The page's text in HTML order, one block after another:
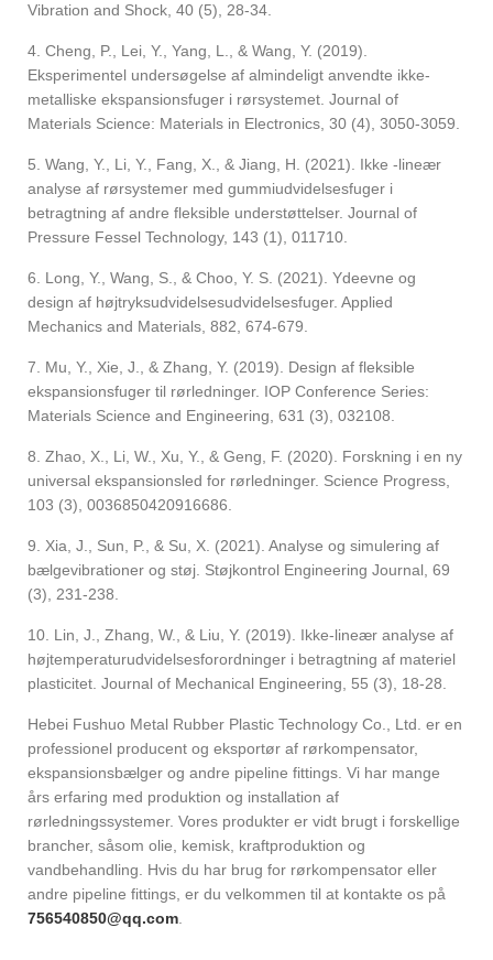
Vibration and Shock, 40 (5), 28-34.
4. Cheng, P., Lei, Y., Yang, L., & Wang, Y. (2019).
Eksperimentel undersøgelse af almindeligt anvendte ikke-
metalliske ekspansionsfuger i rørsystemet. Journal of
Materials Science: Materials in Electronics, 30 (4), 3050-3059.
5. Wang, Y., Li, Y., Fang, X., & Jiang, H. (2021). Ikke -lineær
analyse af rørsystemer med gummiudvidelsesfuger i
betragtning af andre fleksible understøttelser. Journal of
Pressure Fessel Technology, 143 (1), 011710.
6. Long, Y., Wang, S., & Choo, Y. S. (2021). Ydeevne og
design af højtryksudvidelsesudvidelsesfuger. Applied
Mechanics and Materials, 882, 674-679.
7. Mu, Y., Xie, J., & Zhang, Y. (2019). Design af fleksible
ekspansionsfuger til rørledninger. IOP Conference Series:
Materials Science and Engineering, 631 (3), 032108.
8. Zhao, X., Li, W., Xu, Y., & Geng, F. (2020). Forskning i en ny
universal ekspansionsled for rørledninger. Science Progress,
103 (3), 0036850420916686.
9. Xia, J., Sun, P., & Su, X. (2021). Analyse og simulering af
bælgevibrationer og støj. Støjkontrol Engineering Journal, 69
(3), 231-238.
10. Lin, J., Zhang, W., & Liu, Y. (2019). Ikke-lineær analyse af
højtemperaturudvidelsesforordninger i betragtning af materiel
plasticitet. Journal of Mechanical Engineering, 55 (3), 18-28.
Hebei Fushuo Metal Rubber Plastic Technology Co., Ltd. er en
professionel producent og eksportør af rørkompensator,
ekspansionsbælger og andre pipeline fittings. Vi har mange
års erfaring med produktion og installation af
rørledningssystemer. Vores produkter er vidt brugt i forskellige
brancher, såsom olie, kemisk, kraftproduktion og
vandbehandling. Hvis du har brug for rørkompensator eller
andre pipeline fittings, er du velkommen til at kontakte os på
756540850@qq.com.